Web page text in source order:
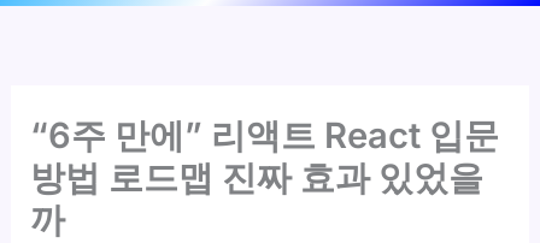
“6주 만에” 리액트 React 입문
방법 로드맵 진짜 효과 있었을
까